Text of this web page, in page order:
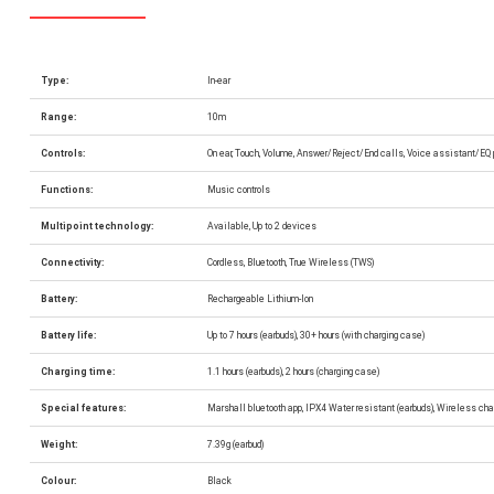
Type: In-ear
Range: 10m
Controls: On ear, Touch, Volume, Answer/Reject/End calls, Voice assistant/EQ
Functions: Music controls
Multipoint technology: Available, Up to 2 devices
Connectivity: Cordless, Bluetooth, True Wireless (TWS)
Battery: Rechargeable Lithium-Ion
Battery life: Up to 7 hours (earbuds), 30+ hours (with charging case)
Charging time: 1.1 hours (earbuds), 2 hours (charging case)
Special features: Marshall bluetooth app, IPX4 Water resistant (earbuds), Wireless
Weight: 7.39g (earbud)
Colour: Black